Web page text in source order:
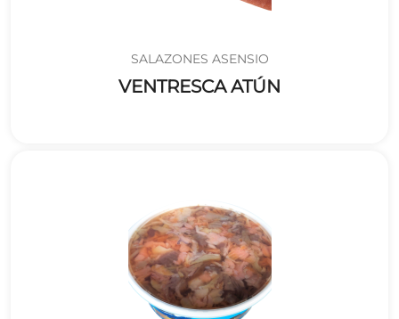
SALAZONES ASENSIO
VENTRESCA ATÚN